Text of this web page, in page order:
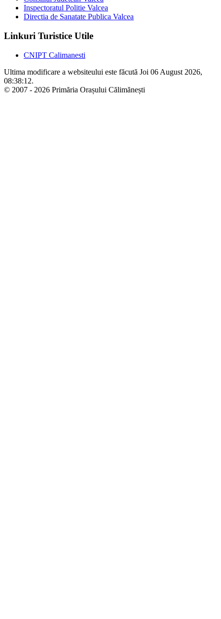
Inspectoratul Politie Valcea
Directia de Sanatate Publica Valcea
Linkuri Turistice Utile
CNIPT Calimanesti
Ultima modificare a websiteului este făcută Joi 06 August 2026,
08:38:12.
© 2007 - 2026 Primăria Orașului Călimănești